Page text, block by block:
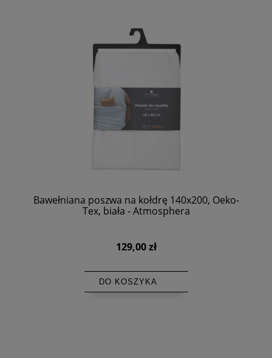
Bawełniana poszwa na kołdrę 140x200, Oeko-
Tex, biała - Atmosphera
129,00 zł
DO KOSZYKA